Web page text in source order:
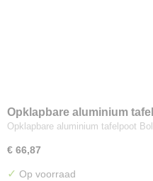
Opklapbare aluminium
Opklapbare aluminium tafelpoot
€ 66,87
✓ Op voorraad